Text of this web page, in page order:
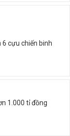
6 cựu chiến binh
1.000 tỉ đồng